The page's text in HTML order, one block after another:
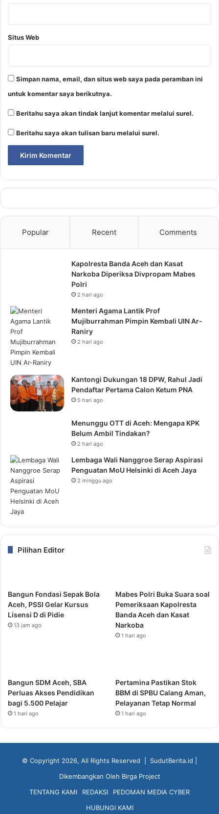
Situs Web
Simpan nama, email, dan situs web saya pada peramban ini
untuk komentar saya berikutnya.
Beritahu saya akan tindak lanjut komentar melalui surel.
Beritahu saya akan tulisan baru melalui surel.
Popular Recent Comments
Kapolresta Banda Aceh dan Kasat
Narkoba Diperiksa Divpropam Mabes
Polri
2 hari ago
Menteri Agama Lantik Prof
Mujiburrahman Pimpin Kembali UIN Ar-
Raniry
2 hari ago
Kantongi Dukungan 18 DPW, Rahul Jadi
Pendaftar Pertama Calon Ketum PNA
5 hari ago
Menunggu OTT di Aceh: Mengapa KPK
Belum Ambil Tindakan?
2 hari ago
Lembaga Wali Nanggroe Serap Aspirasi
Penguatan MoU Helsinki di Aceh Jaya
2 minggu ago
Pilihan Editor
Bangun Fondasi Sepak Bola
Aceh, PSSI Gelar Kursus
Lisensi D di Pidie
13 jam ago
Mabes Polri Buka Suara soal
Pemeriksaan Kapolresta
Banda Aceh dan Kasat
Narkoba
1 hari ago
Bangun SDM Aceh, SBA
Perluas Akses Pendidikan
bagi 5.500 Pelajar
1 hari ago
Pertamina Pastikan Stok
BBM di SPBU Calang Aman,
Pelayanan Tetap Normal
1 hari ago
© Copyright 2026, All Rights Reserved | SudutBerita.id
Dikembangkan Oleh Birga Project
TENTANG KAMI
REDAKSI
PEDOMAN MEDIA CYBER
HUBUNGI KAMI